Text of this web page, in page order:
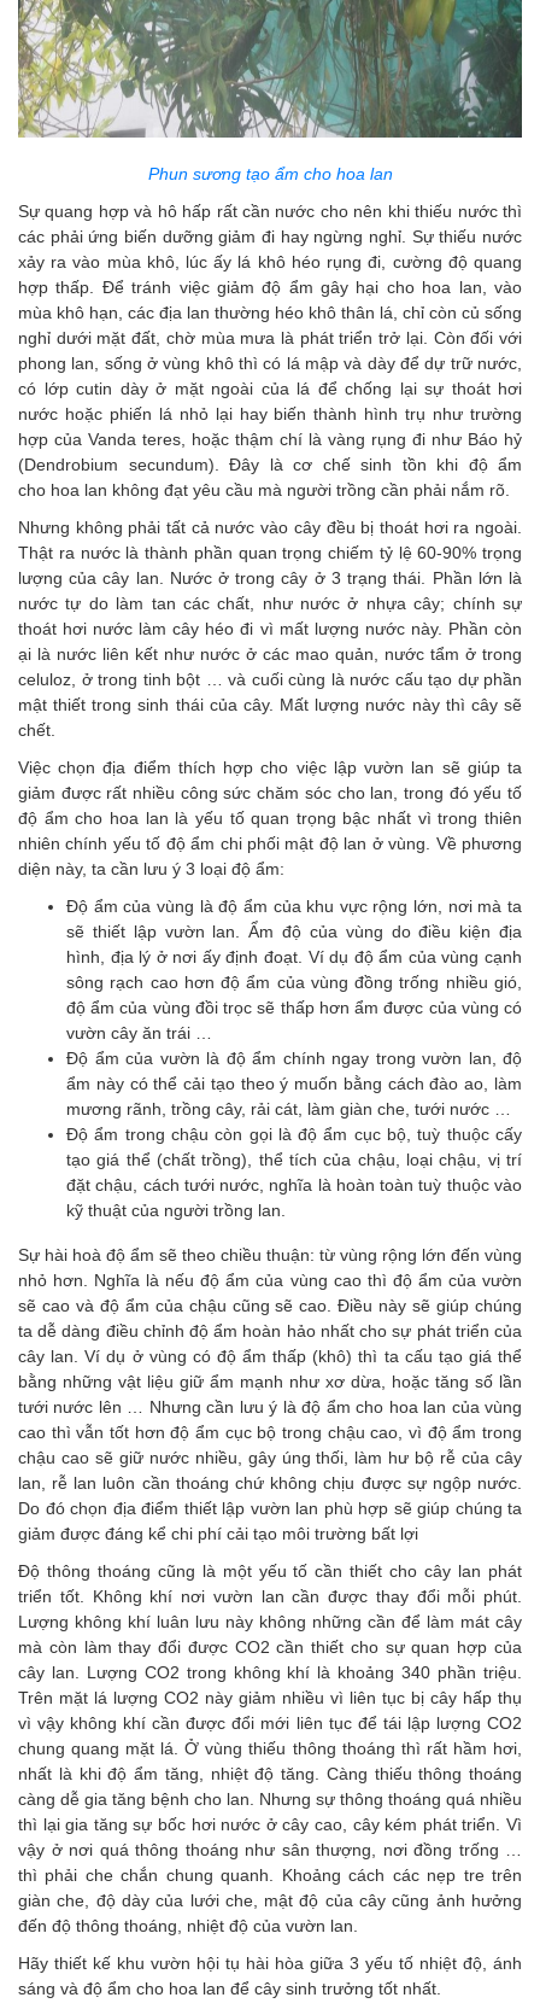
Phun sương tạo ẩm cho hoa lan
Sự quang hợp và hô hấp rất cần nước cho nên khi thiếu nước thì
các phải ứng biến dưỡng giảm đi hay ngừng nghỉ. Sự thiếu nước
xảy ra vào mùa khô, lúc ấy lá khô héo rụng đi, cường độ quang
hợp thấp. Để tránh việc giảm độ ẩm gây hại cho hoa lan, vào
mùa khô hạn, các địa lan thường héo khô thân lá, chỉ còn củ sống
nghỉ dưới mặt đất, chờ mùa mưa là phát triển trở lại. Còn đối với
phong lan, sống ở vùng khô thì có lá mập và dày để dự trữ nước,
có lớp cutin dày ở mặt ngoài của lá để chống lại sự thoát hơi
nước hoặc phiến lá nhỏ lại hay biến thành hình trụ như trường
hợp của Vanda teres, hoặc thậm chí là vàng rụng đi như Báo hỷ
(Dendrobium secundum). Đây là cơ chế sinh tồn khi độ ẩm
cho hoa lan không đạt yêu cầu mà người trồng cần phải nắm rõ.
Nhưng không phải tất cả nước vào cây đều bị thoát hơi ra ngoài.
Thật ra nước là thành phần quan trọng chiếm tỷ lệ 60-90% trọng
lượng của cây lan. Nước ở trong cây ở 3 trạng thái. Phần lớn là
nước tự do làm tan các chất, như nước ở nhựa cây; chính sự
thoát hơi nước làm cây héo đi vì mất lượng nước này. Phần còn
ại là nước liên kết như nước ở các mao quản, nước tẩm ở trong
celuloz, ở trong tinh bột … và cuối cùng là nước cấu tạo dự phần
mật thiết trong sinh thái của cây. Mất lượng nước này thì cây sẽ
chết.
Việc chọn địa điểm thích hợp cho việc lập vườn lan sẽ giúp ta
giảm được rất nhiều công sức chăm sóc cho lan, trong đó yếu tố
độ ẩm cho hoa lan là yếu tố quan trọng bậc nhất vì trong thiên
nhiên chính yếu tố độ ẩm chi phối mật độ lan ở vùng. Về phương
diện này, ta cần lưu ý 3 loại độ ẩm:
Độ ẩm của vùng là độ ẩm của khu vực rộng lớn, nơi mà ta
sẽ thiết lập vườn lan. Ẩm độ của vùng do điều kiện địa
hình, địa lý ở nơi ấy định đoạt. Ví dụ độ ẩm của vùng cạnh
sông rạch cao hơn độ ẩm của vùng đồng trống nhiều gió,
độ ẩm của vùng đồi trọc sẽ thấp hơn ẩm được của vùng có
vườn cây ăn trái …
Độ ẩm của vườn là độ ẩm chính ngay trong vườn lan, độ
ẩm này có thể cải tạo theo ý muốn bằng cách đào ao, làm
mương rãnh, trồng cây, rải cát, làm giàn che, tưới nước …
Độ ẩm trong chậu còn gọi là độ ẩm cục bộ, tuỳ thuộc cấy
tạo giá thể (chất trồng), thể tích của chậu, loại chậu, vị trí
đặt chậu, cách tưới nước, nghĩa là hoàn toàn tuỳ thuộc vào
kỹ thuật của người trồng lan.
Sự hài hoà độ ẩm sẽ theo chiều thuận: từ vùng rộng lớn đến vùng
nhỏ hơn. Nghĩa là nếu độ ẩm của vùng cao thì độ ẩm của vườn
sẽ cao và độ ẩm của chậu cũng sẽ cao. Điều này sẽ giúp chúng
ta dễ dàng điều chỉnh độ ẩm hoàn hảo nhất cho sự phát triển của
cây lan. Ví dụ ở vùng có độ ẩm thấp (khô) thì ta cấu tạo giá thể
bằng những vật liệu giữ ẩm mạnh như xơ dừa, hoặc tăng số lần
tưới nước lên … Nhưng cần lưu ý là độ ẩm cho hoa lan của vùng
cao thì vẫn tốt hơn độ ẩm cục bộ trong chậu cao, vì độ ẩm trong
chậu cao sẽ giữ nước nhiều, gây úng thối, làm hư bộ rễ của cây
lan, rễ lan luôn cần thoáng chứ không chịu được sự ngộp nước.
Do đó chọn địa điểm thiết lập vườn lan phù hợp sẽ giúp chúng ta
giảm được đáng kể chi phí cải tạo môi trường bất lợi
Độ thông thoáng cũng là một yếu tố cần thiết cho cây lan phát
triển tốt. Không khí nơi vườn lan cần được thay đổi mỗi phút.
Lượng không khí luân lưu này không những cần để làm mát cây
mà còn làm thay đổi được CO2 cần thiết cho sự quan hợp của
cây lan. Lượng CO2 trong không khí là khoảng 340 phần triệu.
Trên mặt lá lượng CO2 này giảm nhiều vì liên tục bị cây hấp thụ
vì vậy không khí cần được đổi mới liên tục để tái lập lượng CO2
chung quang mặt lá. Ở vùng thiếu thông thoáng thì rất hầm hơi,
nhất là khi độ ẩm tăng, nhiệt độ tăng. Càng thiếu thông thoáng
càng dễ gia tăng bệnh cho lan. Nhưng sự thông thoáng quá nhiều
thì lại gia tăng sự bốc hơi nước ở cây cao, cây kém phát triển. Vì
vậy ở nơi quá thông thoáng như sân thượng, nơi đồng trống …
thì phải che chắn chung quanh. Khoảng cách các nẹp tre trên
giàn che, độ dày của lưới che, mật độ của cây cũng ảnh hưởng
đến độ thông thoáng, nhiệt độ của vườn lan.
Hãy thiết kế khu vườn hội tụ hài hòa giữa 3 yếu tố nhiệt độ, ánh
sáng và độ ẩm cho hoa lan để cây sinh trưởng tốt nhất.